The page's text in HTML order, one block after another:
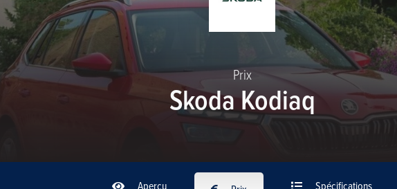
Prix
Skoda Kodiaq
Aperçu Spécifications